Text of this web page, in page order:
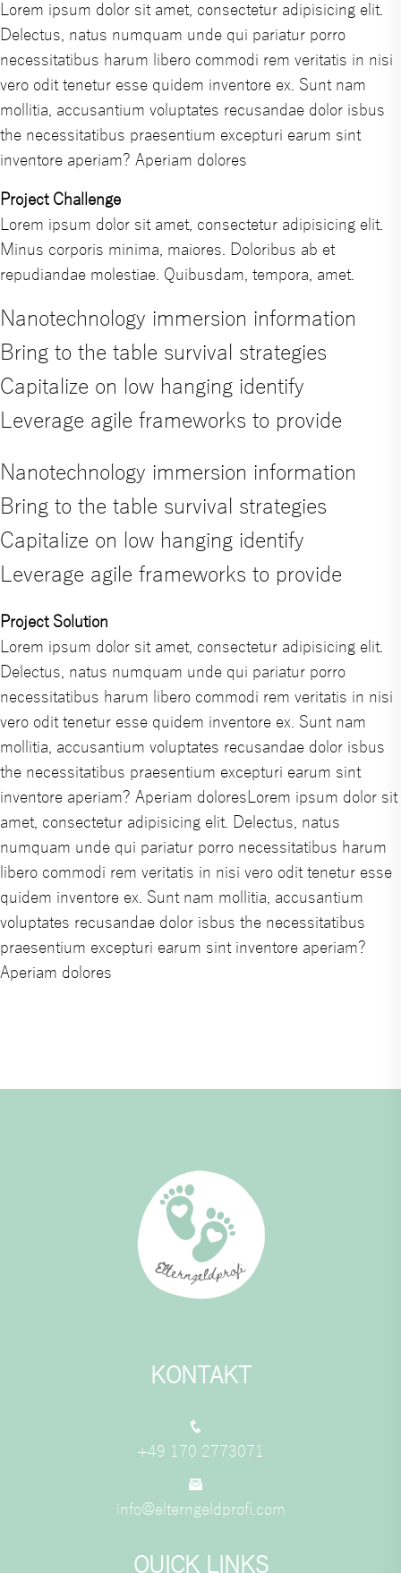
Lorem ipsum dolor sit amet, consectetur adipisicing elit.
Delectus, natus numquam unde qui pariatur porro
necessitatibus harum libero commodi rem veritatis in nisi
vero odit tenetur esse quidem inventore ex. Sunt nam
mollitia, accusantium voluptates recusandae dolor isbus
the necessitatibus praesentium excepturi earum sint
inventore aperiam? Aperiam dolores
Project Challenge
Lorem ipsum dolor sit amet, consectetur adipisicing elit.
Minus corporis minima, maiores. Doloribus ab et
repudiandae molestiae. Quibusdam, tempora, amet.
Nanotechnology immersion information
Bring to the table survival strategies
Capitalize on low hanging identify
Leverage agile frameworks to provide
Nanotechnology immersion information
Bring to the table survival strategies
Capitalize on low hanging identify
Leverage agile frameworks to provide
Project Solution
Lorem ipsum dolor sit amet, consectetur adipisicing elit.
Delectus, natus numquam unde qui pariatur porro
necessitatibus harum libero commodi rem veritatis in nisi
vero odit tenetur esse quidem inventore ex. Sunt nam
mollitia, accusantium voluptates recusandae dolor isbus
the necessitatibus praesentium excepturi earum sint
inventore aperiam? Aperiam doloresLorem ipsum dolor sit
amet, consectetur adipisicing elit. Delectus, natus
numquam unde qui pariatur porro necessitatibus harum
libero commodi rem veritatis in nisi vero odit tenetur esse
quidem inventore ex. Sunt nam mollitia, accusantium
voluptates recusandae dolor isbus the necessitatibus
praesentium excepturi earum sint inventore aperiam?
Aperiam dolores
KONTAKT
+49 170 2773071
info@elterngeldprofi.com
QUICK LINKS